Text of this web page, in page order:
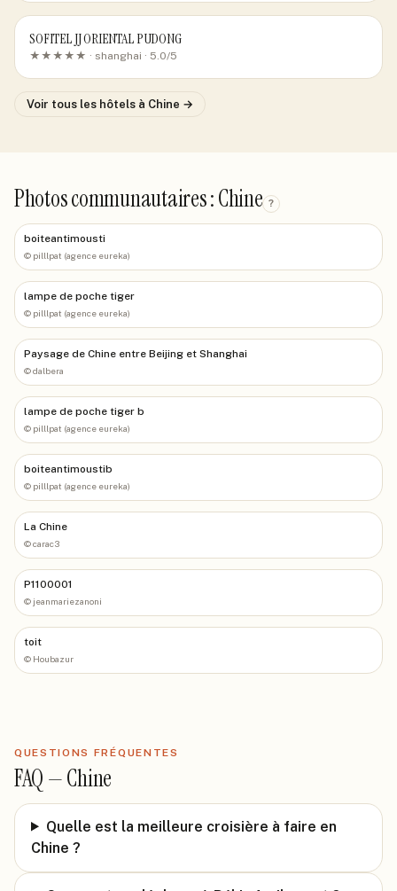
SOFITEL JJ ORIENTAL PUDONG
★★★★★ · shanghai · 5.0/5
Voir tous les hôtels à Chine →
Photos communautaires : Chine ?
boiteantimousti
© pilllpat (agence eureka)
lampe de poche tiger
© pilllpat (agence eureka)
Paysage de Chine entre Beijing et Shanghai
©dalbera
lampe de poche tiger b
© pilllpat (agence eureka)
boiteantimoustib
© pilllpat (agence eureka)
La Chine
©carac3
P1100001
© jeanmariezanoni
toit
© Houbazur
QUESTIONS FRÉQUENTES
FAQ —Chine
Quelle est la meilleure croisière à faire en
Chine ?